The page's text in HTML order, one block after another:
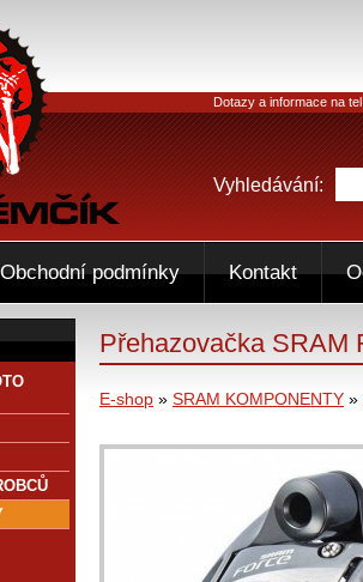
Přehazovačka SRAM
E-shop » SRAM KOMPONENTY »
Dotazy a informace na tel.
Vyhledávání:
Obchodní podmínky Kontakt